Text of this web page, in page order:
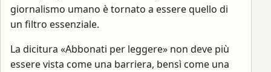
giornalismo umano è tornato a essere quello di
un filtro essenziale.
La dicitura «Abbonati per leggere» non deve più
essere vista come una barriera, bensì come una